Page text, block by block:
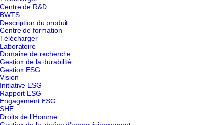
Centre de R&D
BWTS
Description du produit
Centre de formation
Télécharger
Laboratoire
Domaine de recherche
Gestion de la durabilité
Gestion ESG
Vision
Initiative ESG
Rapport ESG
Engagement ESG
SHE
Droits de l’Homme